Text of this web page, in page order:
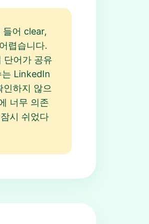
들어 clear,
렵습니다.
단어가 공유
는 LinkedIn
하지 않으
너무 의존
시 쉬었다